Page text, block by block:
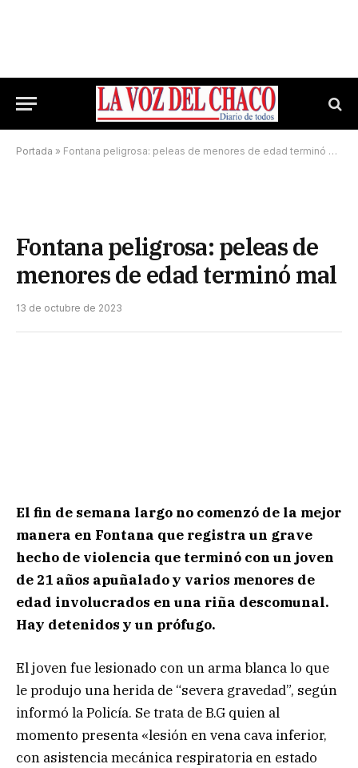
Portada » Fontana peligrosa: peleas de menores de edad terminó mal
Fontana peligrosa: peleas de
menores de edad terminó mal
13 de octubre de 2023
El fin de semana largo no comenzó de la mejor
manera en Fontana que registra un grave
hecho de violencia que terminó con un joven
de 21 años apuñalado y varios menores de
edad involucrados en una riña descomunal.
Hay detenidos y un prófugo.
El joven fue lesionado con un arma blanca lo que
le produjo una herida de “severa gravedad”, según
informó la Policía. Se trata de B.G quien al
momento presenta «lesión en vena cava inferior,
con asistencia mecánica respiratoria en estado